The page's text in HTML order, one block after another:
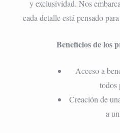
y exclusividad. Nos
cada detalle está pensado
Beneficios de los
Acceso a
todos
Creación de
a